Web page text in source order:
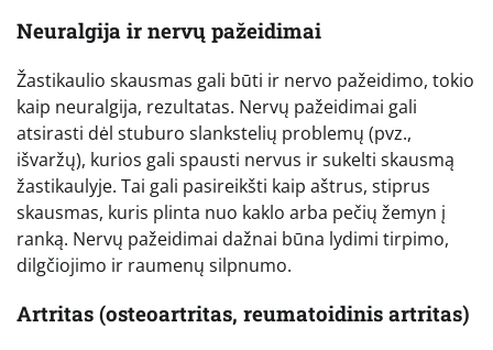
Neuralgija ir nervų pažeidimai
Žastikaulio skausmas gali būti ir nervo pažeidimo, tokio
kaip neuralgija, rezultatas. Nervų pažeidimai gali
atsirasti dėl stuburo slankstelių problemų (pvz.,
išvaržų), kurios gali spausti nervus ir sukelti skausmą
žastikaulyje. Tai gali pasireikšti kaip aštrus, stiprus
skausmas, kuris plinta nuo kaklo arba pečių žemyn į
ranką. Nervų pažeidimai dažnai būna lydimi tirpimo,
dilgčiojimo ir raumenų silpnumo.
Artritas (osteoartritas, reumatoidinis artritas)